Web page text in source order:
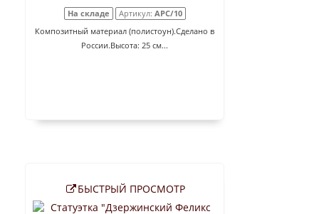
На складе Артикул: АРС/10
Композитный материал (полистоун).Сделано в
России.Высота: 25 см...
БЫСТРЫЙ ПРОСМОТР